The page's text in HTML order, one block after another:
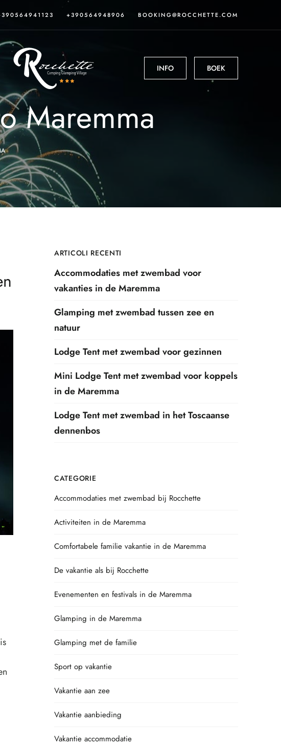
+390564948906 BOOKING@ROCCHETTE.COM
INFO BOEK
Maremma
ARTICOLI RECENTI
Accommodaties met zwembad voor
vakanties in de Maremma
Glamping met zwembad tussen zee en
natuur
Lodge Tent met zwembad voor gezinnen
Mini Lodge Tent met zwembad voor koppels
in de Maremma
Lodge Tent met zwembad in het Toscaanse
dennenbos
CATEGORIE
Accommodaties met zwembad bij Rocchette
Activiteiten in de Maremma
Comfortabele familie vakantie in de Maremma
De vakantie als bij Rocchette
Evenementen en festivals in de Maremma
Glamping in de Maremma
Glamping met de familie
Sport op vakantie
Vakantie aan zee
Vakantie aanbieding
Vakantie accommodatie